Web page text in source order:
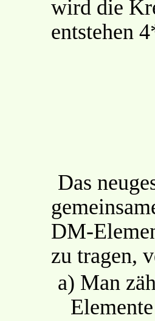
wird die
entstehen
Das
DM-
zu tragen,
a) Man